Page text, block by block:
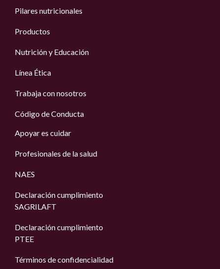
Pilares nutricionales
Productos
Nutrición y Educación
Línea Ética
Trabaja con nosotros
Código de Conducta
Apoyar es cuidar
Profesionales de la salud
NAES
Declaración cumplimiento
SAGRILAFT
Declaración cumplimiento
PTEE
Términos de confidencialidad